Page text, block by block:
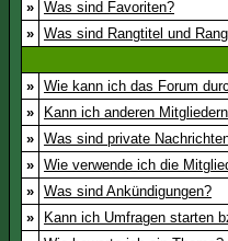
» Was sind Favoriten?
» Was sind Rangtitel und
» Wie kann ich das Forum
»
Kann ich anderen
» Was sind private
» Wie verwende ich die
» Was sind Ankündigungen?
»
Kann ich Umfragen starten